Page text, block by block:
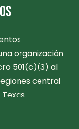
organización
501(c)(3) al
central